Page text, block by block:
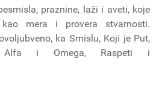
praznine, laži i aveti, koje
mera i provera stvarnosti.
ka Smislu, Koji je Put,
i Omega, Raspeti i